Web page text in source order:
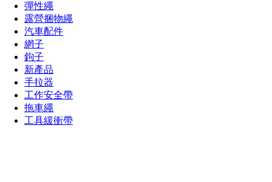
彈性繩
露營捆物繩
汽車配件
網子
鉤子
新產品
手拉器
工作安全帶
拖車繩
工具緩衝帶